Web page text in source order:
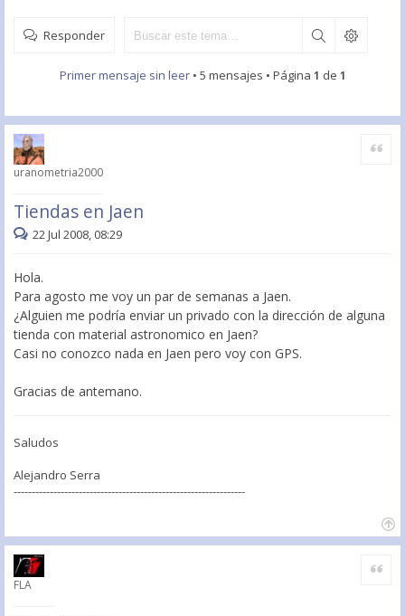
Responder
Primer mensaje sin leer• 5 mensajes • Página 1 de 1
uranometria2000
Tiendas en Jaen
Citar
22 Jul 2008, 08:29
Hola.
Para agosto me voy un par de semanas a Jaen.
¿Alguien me podría enviar un privado con la dirección de alguna
tienda con material astronomico en Jaen?
Casi no conozco nada en Jaen pero voy con GPS.
Gracias de antemano.
Saludos
Alejandro Serra
----------------------------------------------------------------
FLA
Citar